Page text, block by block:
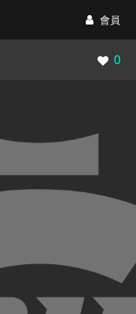
會員
瀏覽
0